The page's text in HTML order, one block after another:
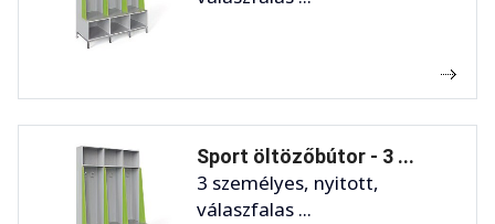
Sport öltözőbútor - 3 ...
3 személyes, nyitott,
válaszfalas ...